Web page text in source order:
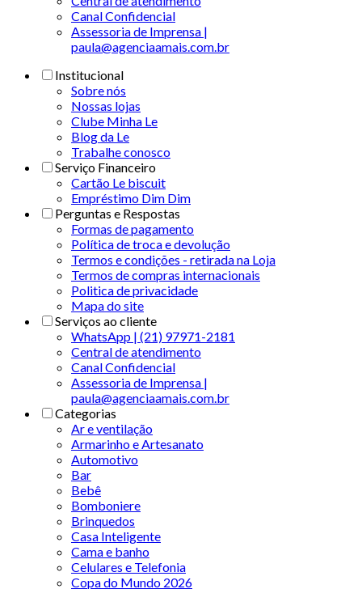
Canal Confidencial
Assessoria de Imprensa |
paula@agenciaamais.com.br
Institucional
Sobre nós
Nossas lojas
Clube Minha Le
Blog da Le
Trabalhe conosco
Serviço Financeiro
Cartão Le biscuit
Empréstimo Dim Dim
Perguntas e Respostas
Formas de pagamento
Política de troca e devolução
Termos e condições - retirada na Loja
Termos de compras internacionais
Politica de privacidade
Mapa do site
Serviços ao cliente
WhatsApp | (21) 97971-2181
Central de atendimento
Canal Confidencial
Assessoria de Imprensa |
paula@agenciaamais.com.br
Categorias
Ar e ventilação
Armarinho e Artesanato
Automotivo
Bar
Bebê
Bomboniere
Brinquedos
Casa Inteligente
Cama e banho
Celulares e Telefonia
Copa do Mundo 2026